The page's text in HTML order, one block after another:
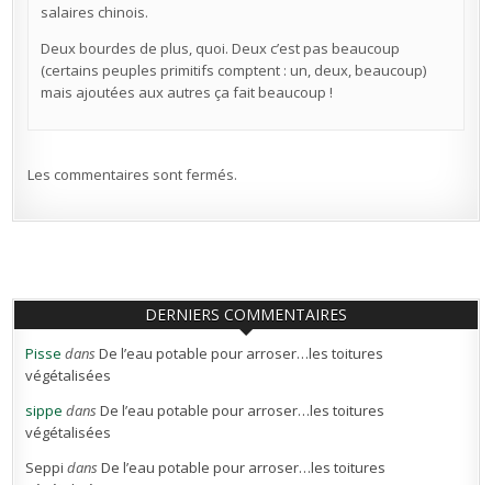
salaires chinois.
Deux bourdes de plus, quoi. Deux c’est pas beaucoup
(certains peuples primitifs comptent : un, deux, beaucoup)
mais ajoutées aux autres ça fait beaucoup !
Les commentaires sont fermés.
DERNIERS COMMENTAIRES
Pisse dansDe l’eau potable pour arroser…les toitures
végétalisées
sippe dansDe l’eau potable pour arroser…les toitures
végétalisées
Seppi dansDe l’eau potable pour arroser…les toitures